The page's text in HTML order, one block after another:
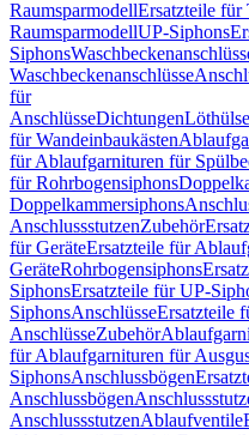
RaumsparmodellErsatzteile für
RaumsparmodellUP-Siphons
Siphons
Waschbeckenanschlüsse
für
AnschlüsseDichtungen
für Wandeinbaukästen
für Ablaufgarnituren für
für Rohrbogensiphons
Doppelkammersiphons
AnschlussstutzenZubehör
für GeräteErsatzteile für
GeräteRohrbogensiphons
SiphonsErsatzteile für UP-
SiphonsAnschlüsseErsatzteile
AnschlüsseZubehör
für Ablaufgarnituren für
SiphonsAnschlussbögen
Anschlussbögen
AnschlussstutzenAblaufventile